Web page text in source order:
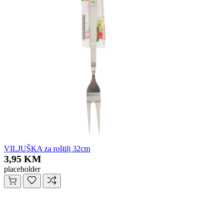
VILJUŠKA za roštilj 32cm
3,95 KM
placeholder